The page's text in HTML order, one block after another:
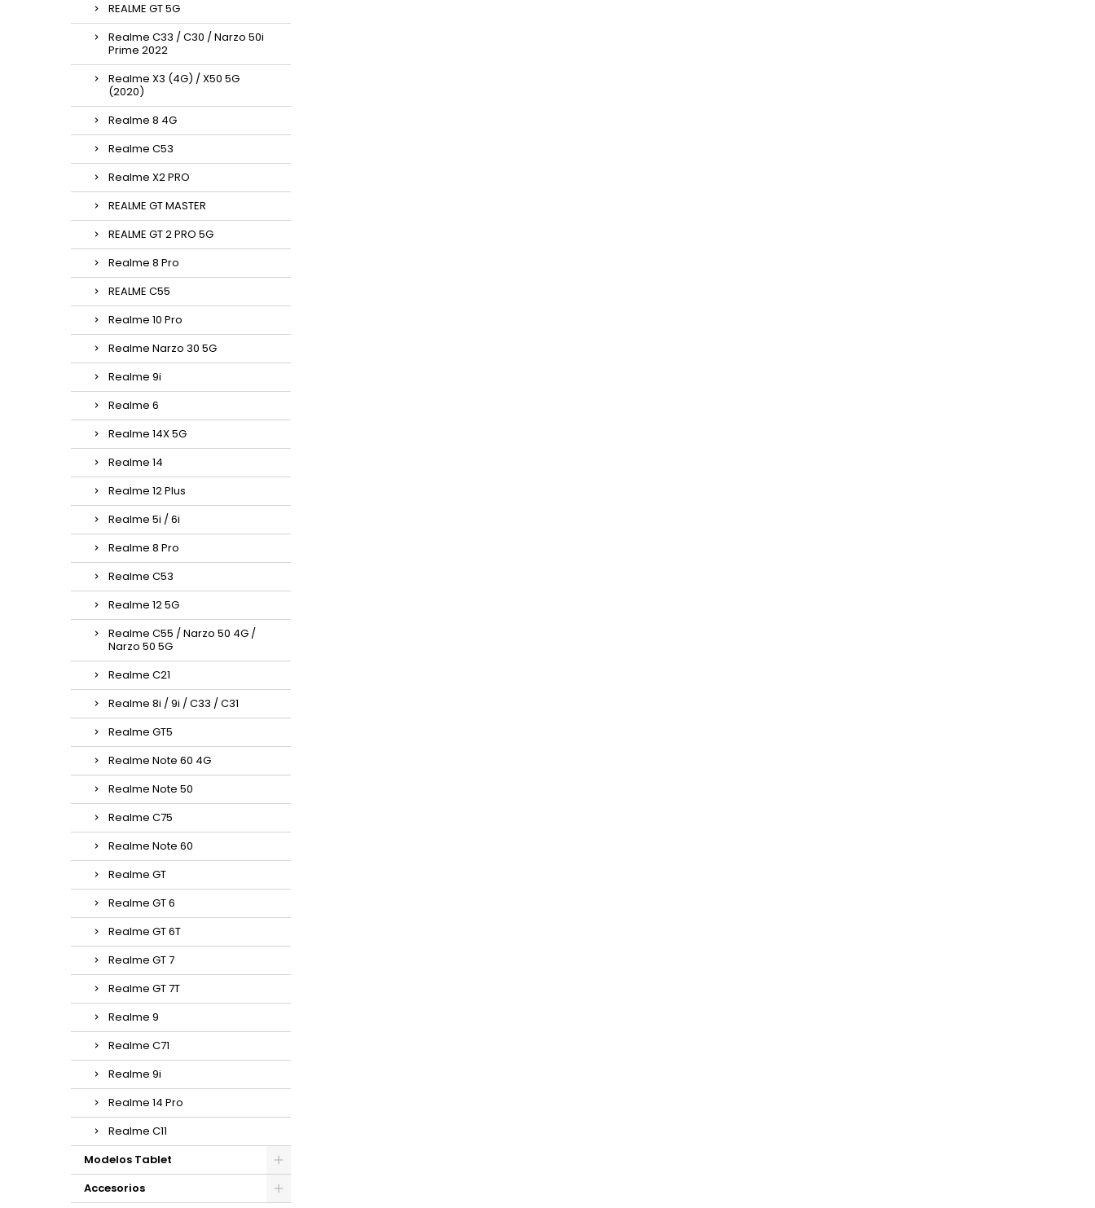
REALME GT 5G
Realme C33 / C30 / Narzo 50i
Prime 2022
Realme X3 (4G) / X50 5G
(2020)
Realme 8 4G
Realme C53
Realme X2 PRO
REALME GT MASTER
REALME GT 2 PRO 5G
Realme 8 Pro
REALME C55
Realme 10 Pro
Realme Narzo 30 5G
Realme 9i
Realme 6
Realme 14X 5G
Realme 14
Realme 12 Plus
Realme 5i / 6i
Realme 8 Pro
Realme C53
Realme 12 5G
Realme C55 / Narzo 50 4G /
Narzo 50 5G
Realme C21
Realme 8i / 9i / C33 / C31
Realme GT5
Realme Note 60 4G
Realme Note 50
Realme C75
Realme Note 60
Realme GT
Realme GT 6
Realme GT 6T
Realme GT 7
Realme GT 7T
Realme 9
Realme C71
Realme 9i
Realme 14 Pro
Realme C11
Modelos Tablet
Accesorios